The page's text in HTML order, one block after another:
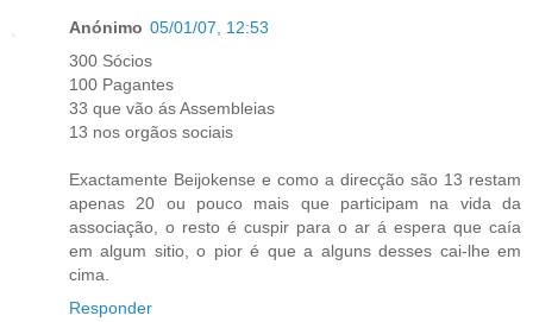
Anónimo 05/01/07, 12:53
300 Sócios
100 Pagantes
33 que vão ás Assembleias
13 nos orgãos sociais
Exactamente Beijokense e como a direcção são 13 restam
apenas 20 ou pouco mais que participam na vida da
associação, o resto é cuspir para o ar á espera que caía
em algum sitio, o pior é que a alguns desses cai-lhe em
cima.
Responder